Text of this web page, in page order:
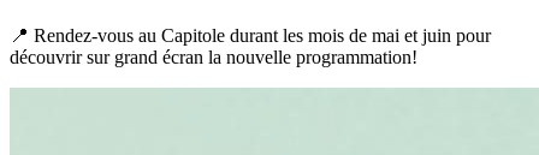
📍 Rendez-vous au Capitole durant les mois de mai et juin pour
découvrir sur grand écran la nouvelle programmation!